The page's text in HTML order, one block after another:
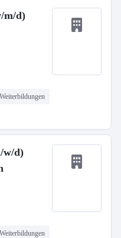
m/d)
Weiterbildungen
w/d)
Weiterbildungen